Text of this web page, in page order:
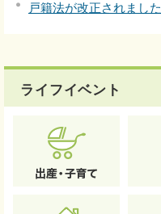
戸籍法が改正されました
ライフイベント